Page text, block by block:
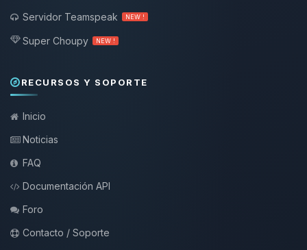
Servidor Teamspeak
NEW !
Super Choupy NEW !
RECURSOS Y SOPORTE
Inicio
Noticias
FAQ
Documentación API
Foro
Contacto / Soporte